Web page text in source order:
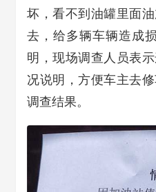
坏，看不到油罐里面
去，给多辆车辆造成
明，现场调查人员表
况说明，方便车主去
调查结果。